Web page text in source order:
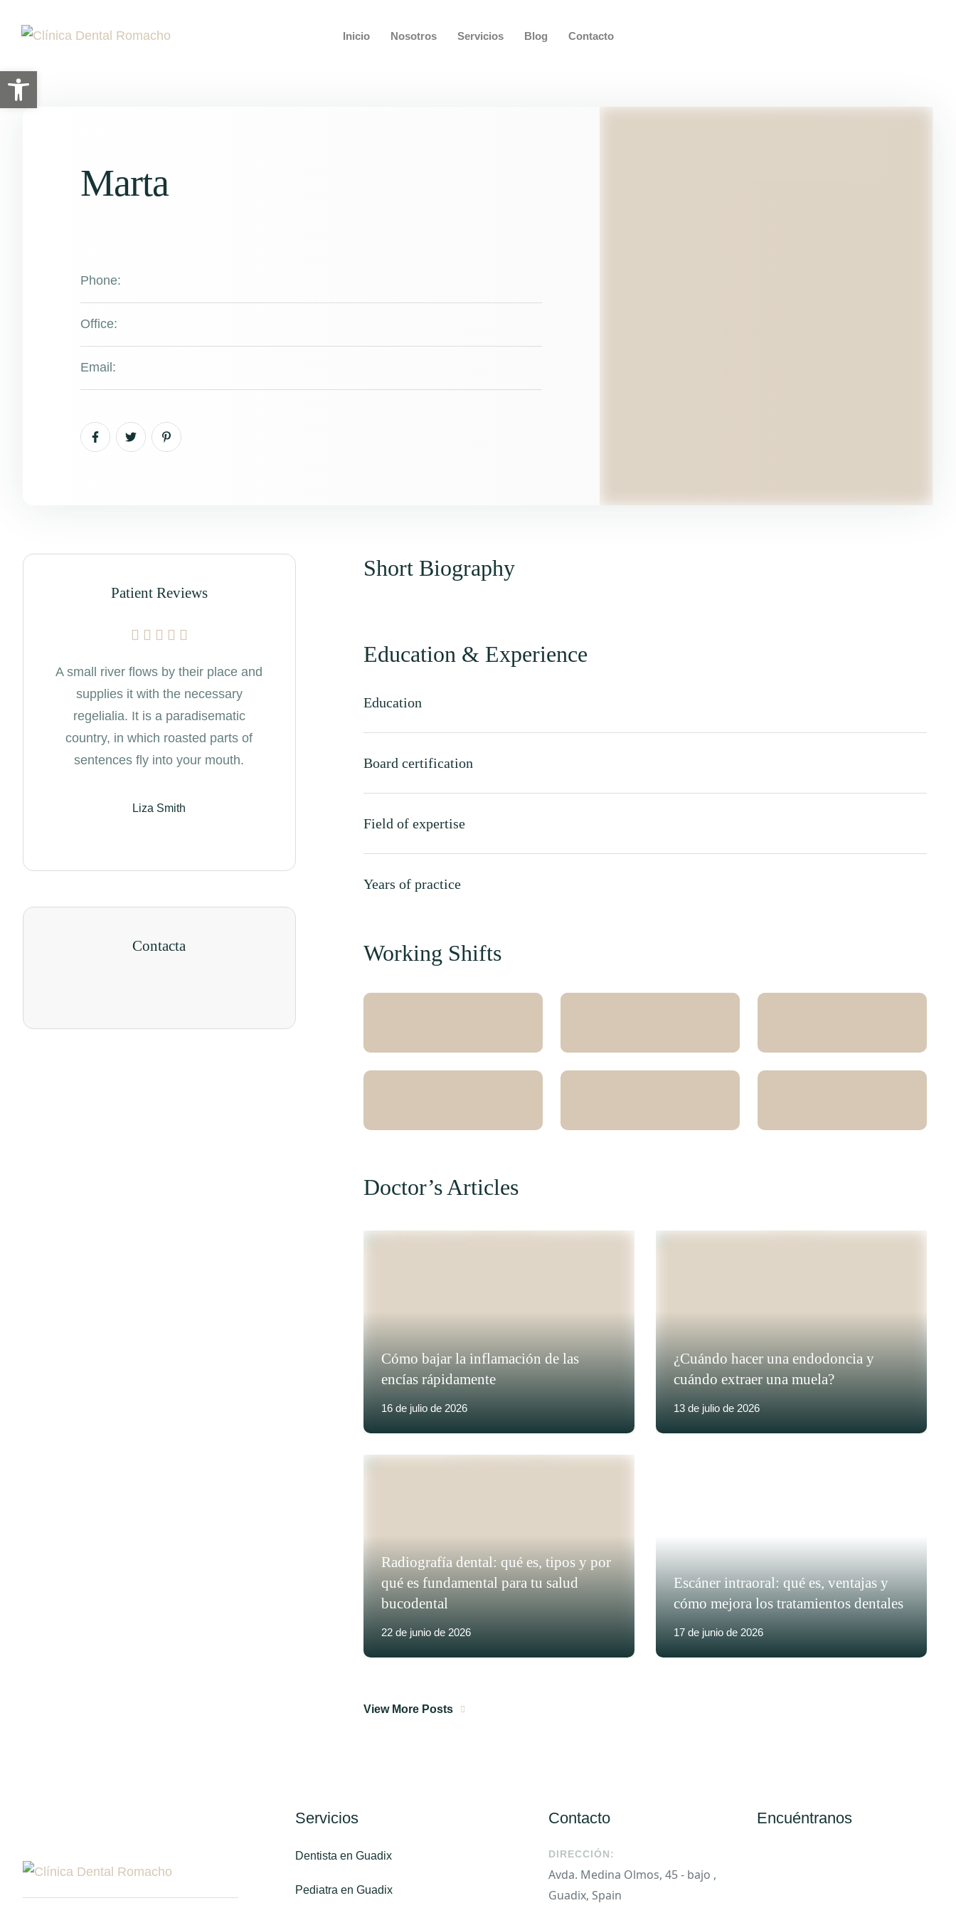
Inicio Nosotros Servicios Blog Contacto
Marta
Phone:
Office:
Email:
Patient Reviews
A small river flows by their place and
supplies it with the necessary
regelialia. It is a paradisematic
country, in which roasted parts of
sentences fly into your mouth.
Liza Smith
and devious Semikoli, but the Little
Blind Text didn’t listen.
When she reached the first hills of the
Bookmarksgrove.
Contacta
Short Biography
Education & Experience
Education
Board certification
Field of expertise
Years of practice
Working Shifts
Doctor’s Articles
Cómo bajar la inflamación de las
encías rápidamente
16 de julio de 2026
¿Cuándo hacer una endodoncia y
cuándo extraer una muela?
13 de julio de 2026
Radiografía dental: qué es, tipos y por
qué es fundamental para tu salud
bucodental
22 de junio de 2026
Escáner intraoral: qué es, ventajas y
cómo mejora los tratamientos dentales
17 de junio de 2026
View More Posts
Servicios
Dentista en Guadix
Pediatra en Guadix
Contacto
DIRECCIÓN:
Avda. Medina Olmos, 45 - bajo ,
Guadix, Spain
Encuéntranos
Abrir barra de herramientas